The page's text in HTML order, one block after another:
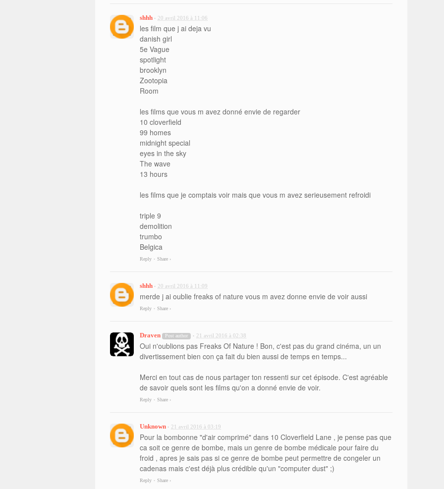
shhh • 20 avril 2016 à 11:06
les film que j ai deja vu
danish girl
5e Vague
spotlight
brooklyn
Zootopia
Room
les films que vous m avez donné envie de regarder
10 cloverfield
99 homes
midnight special
eyes in the sky
The wave
13 hours
les films que je comptais voir mais que vous m avez serieusement refroidi
triple 9
demolition
trumbo
Belgica
Reply • Share ›
shhh • 20 avril 2016 à 11:09
merde j ai oublie freaks of nature vous m avez donne envie de voir aussi
Reply • Share ›
Draven Post author • 21 avril 2016 à 02:38
Oui n'oublions pas Freaks Of Nature ! Bon, c'est pas du grand cinéma, un un
divertissement bien con ça fait du bien aussi de temps en temps...
Merci en tout cas de nous partager ton ressenti sur cet épisode. C'est agréable
de savoir quels sont les films qu'on a donné envie de voir.
Reply • Share ›
Unknown • 21 avril 2016 à 03:19
Pour la bombonne "d'air comprimé" dans 10 Cloverfield Lane , je pense pas que
ca soit ce genre de bombe, mais un genre de bombe médicale pour faire du
froid , apres je sais pas si ce genre de bombe peut permettre de congeler un
cadenas mais c'est déjà plus crédible qu'un "computer dust" ;)
Reply • Share ›